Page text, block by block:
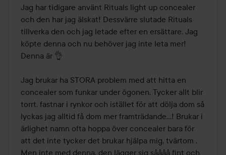
av
5
Jag har tidigare använt Rituals light up concealer
och den har jag älskat! Dessvärre slutade Rituals
tillverka den och jag letade efter en ersättare. Jag
köpte denna och nu behöver jag inte leta mer!
Denna är 👌
Jag brukar ha STORA problem med att hitta en
concealer som funkar under ögonen. Tycker allt blir
torrt, fastnar i rynkor och istället för att dölja dom så
lyckas jag alltid få dom mer framträdande...! Brukar i
ärlighet namn ofta hoppa över concealer bara för
att det inte tycker det brukar hjälpa mig, tvärtom .
Men inte med denna, den lägger sig såååå fint och